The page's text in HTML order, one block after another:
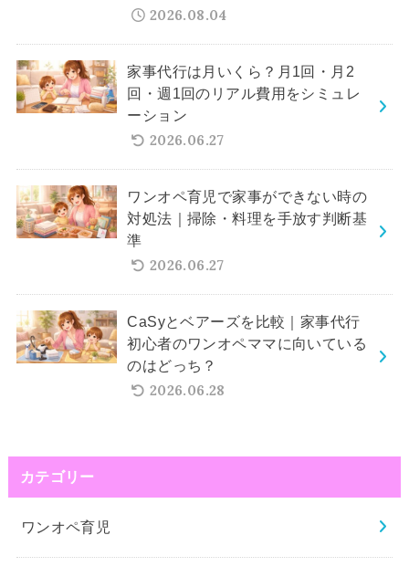
2026.08.04
家事代行は月いくら？月1回・月2
回・週1回のリアル費用をシミュレ
ーション
2026.06.27
ワンオペ育児で家事ができない時の
対処法｜掃除・料理を手放す判断基
準
2026.06.27
CaSyとベアーズを比較｜家事代行
初心者のワンオペママに向いている
のはどっち？
2026.06.28
カテゴリー
ワンオペ育児